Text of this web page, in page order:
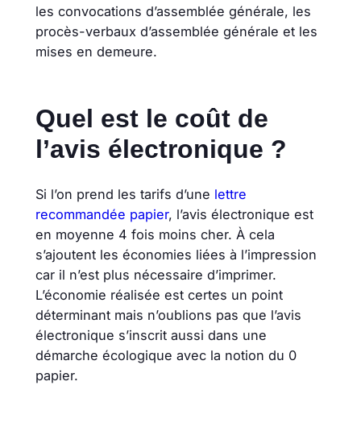
les convocations d’assemblée générale, les
procès-verbaux d’assemblée générale et les
mises en demeure.
Quel est le coût de
l’avis électronique ?
Si l’on prend les tarifs d’une lettre
recommandée papier, l’avis électronique est
en moyenne 4 fois moins cher. À cela
s’ajoutent les économies liées à l’impression
car il n’est plus nécessaire d’imprimer.
L’économie réalisée est certes un point
déterminant mais n’oublions pas que l’avis
électronique s’inscrit aussi dans une
démarche écologique avec la notion du 0
papier.